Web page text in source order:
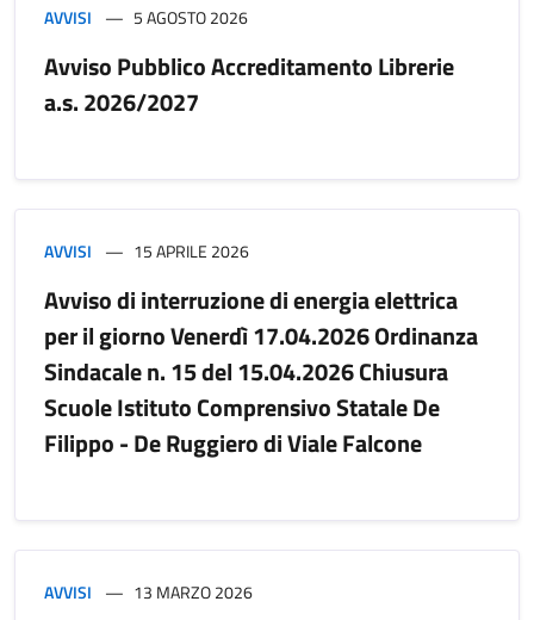
AVVISI 5 AGOSTO 2026
Avviso Pubblico Accreditamento Librerie
a.s. 2026/2027
AVVISI 15 APRILE 2026
Avviso di interruzione di energia elettrica
per il giorno Venerdì 17.04.2026 Ordinanza
Sindacale n. 15 del 15.04.2026 Chiusura
Scuole Istituto Comprensivo Statale De
Filippo - De Ruggiero di Viale Falcone
AVVISI 13 MARZO 2026